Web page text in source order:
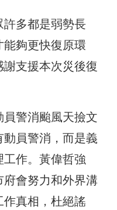
許多都是弱勢長
夠更快復原環
支援本次災後復
警消颱風天撿文
動員警消，而是義
作。黃偉哲強
會努力和外界溝
作真相，杜絕謠